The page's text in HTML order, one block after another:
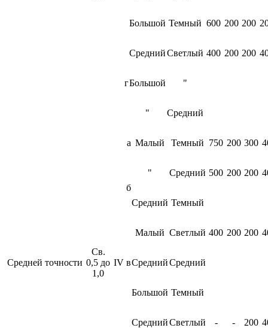
Большой Темный 600 200 200
г
СреднийСветлый 400 200 200
Большой "
" Средний
Средней точности
Св.
0,5 до
1,0
IV
а Малый Темный 750 200 300
б
" Средний 500 200 200
Средний Темный
в
Малый Светлый 400 200 200
СреднийСредний
Большой Темный
СреднийСветлый - - 200